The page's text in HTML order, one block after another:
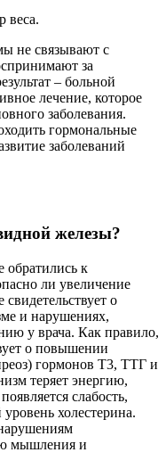
веса.
не связывают с
за
– больной
лечение, которое
заболевания.
гормональные
заболеваний
железы?
обратились к
ли увеличение
о
и нарушениях,
у врача. Как правило,
о повышении
гормонов Т3, ТТГ и
теряет энергию,
слабость,
холестерина.
мышления и